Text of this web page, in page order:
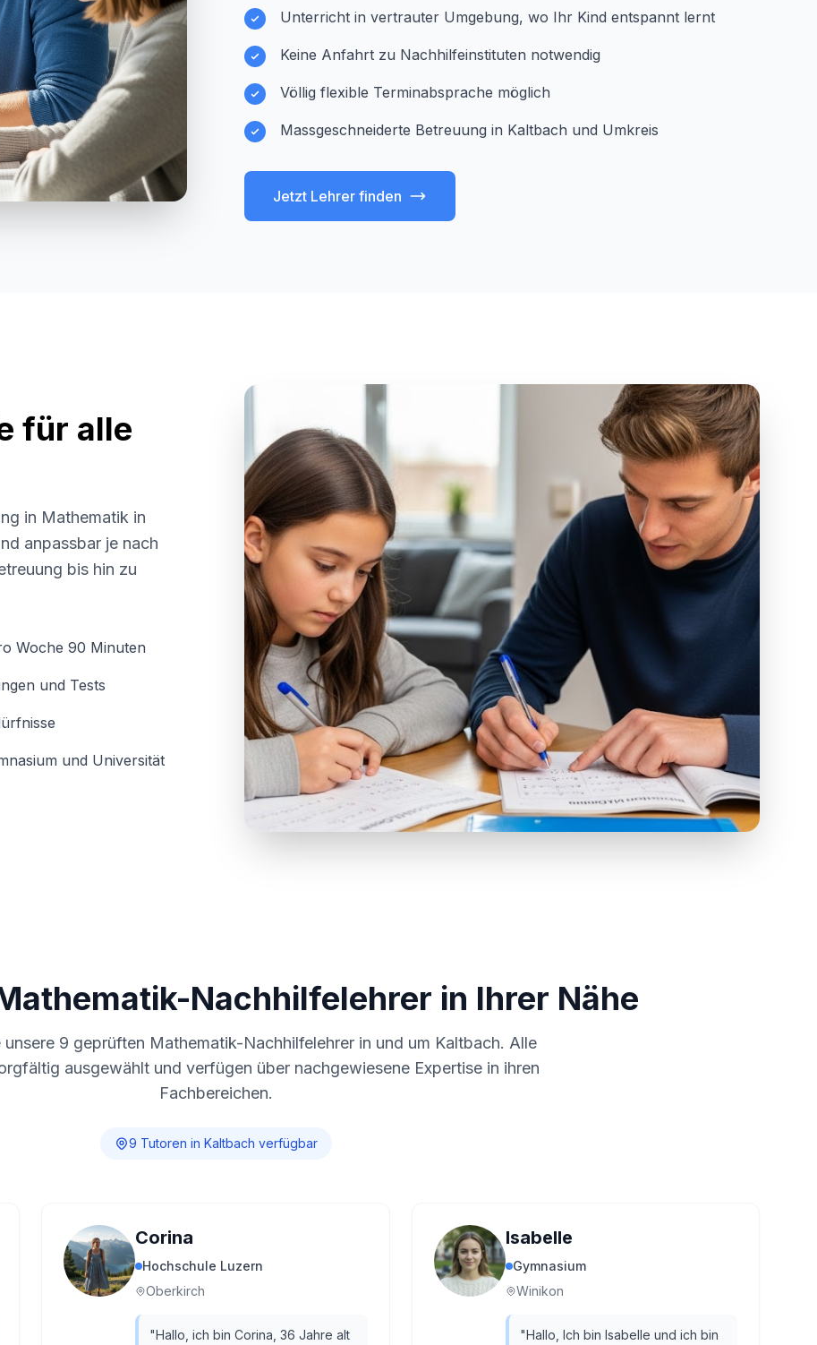
Unterricht in vertrauter Umgebung, wo Ihr Kind entspannt lernt
Keine Anfahrt zu Nachhilfeinstituten notwendig
Völlig flexible Terminabsprache möglich
Massgeschneiderte Betreuung in Kaltbach und Umkreis
Jetzt Lehrer finden
für alle
in Mathematik in
anpassbar je nach
bis hin zu
Woche 90 Minuten
und Tests
und Universität
Nachhilfelehrer in Ihrer Nähe
unsere 9 geprüften Mathematik-Nachhilfelehrer in und um Kaltbach. Alle
ausgewählt und verfügen über nachgewiesene Expertise in ihren
Fachbereichen.
9 Tutoren in Kaltbach verfügbar
Corina
Hochschule Luzern
Oberkirch
"Hallo, ich bin Corina, 36 Jahre alt
Isabelle
Gymnasium
Winikon
"Hallo, Ich bin Isabelle und ich bin